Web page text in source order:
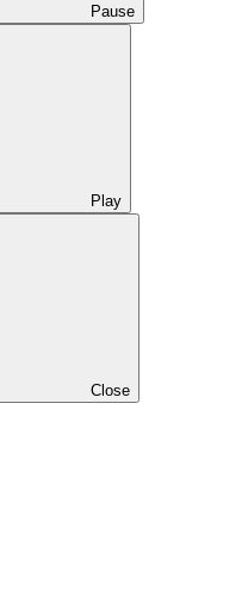
Pause
Play
Close